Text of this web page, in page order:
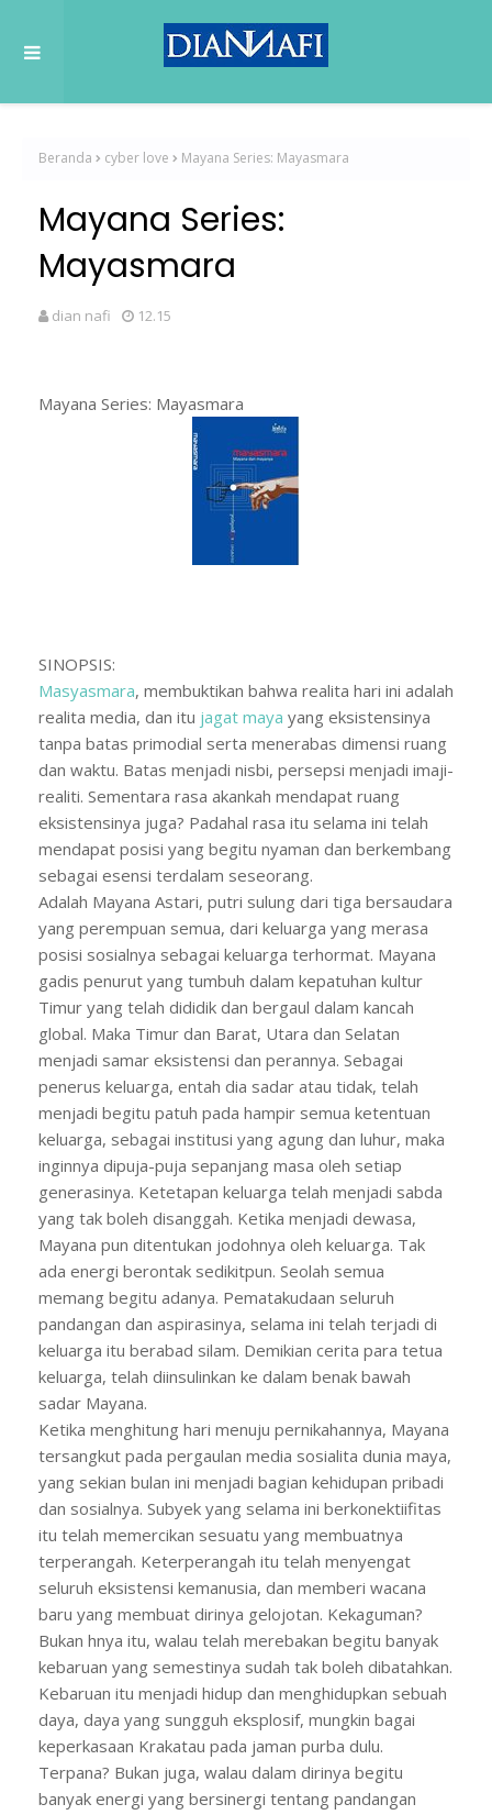
Beranda cyber love Mayana Series: Mayasmara
Mayana Series:
Mayasmara
dian nafi 12.15
Mayana Series: Mayasmara
SINOPSIS:
Masyasmara, membuktikan bahwa realita hari ini adalah
realita media, dan itu jagat maya yang eksistensinya
tanpa batas primodial serta menerabas dimensi ruang
dan waktu. Batas menjadi nisbi, persepsi menjadi imaji-
realiti. Sementara rasa akankah mendapat ruang
eksistensinya juga? Padahal rasa itu selama ini telah
mendapat posisi yang begitu nyaman dan berkembang
sebagai esensi terdalam seseorang.
Adalah Mayana Astari, putri sulung dari tiga bersaudara
yang perempuan semua, dari keluarga yang merasa
posisi sosialnya sebagai keluarga terhormat. Mayana
gadis penurut yang tumbuh dalam kepatuhan kultur
Timur yang telah dididik dan bergaul dalam kancah
global. Maka Timur dan Barat, Utara dan Selatan
menjadi samar eksistensi dan perannya. Sebagai
penerus keluarga, entah dia sadar atau tidak, telah
menjadi begitu patuh pada hampir semua ketentuan
keluarga, sebagai institusi yang agung dan luhur, maka
inginnya dipuja-puja sepanjang masa oleh setiap
generasinya. Ketetapan keluarga telah menjadi sabda
yang tak boleh disanggah. Ketika menjadi dewasa,
Mayana pun ditentukan jodohnya oleh keluarga. Tak
ada energi berontak sedikitpun. Seolah semua
memang begitu adanya. Pematakudaan seluruh
pandangan dan aspirasinya, selama ini telah terjadi di
keluarga itu berabad silam. Demikian cerita para tetua
keluarga, telah diinsulinkan ke dalam benak bawah
sadar Mayana.
Ketika menghitung hari menuju pernikahannya, Mayana
tersangkut pada pergaulan media sosialita dunia maya,
yang sekian bulan ini menjadi bagian kehidupan pribadi
dan sosialnya. Subyek yang selama ini berkonektiifitas
itu telah memercikan sesuatu yang membuatnya
terperangah. Keterperangah itu telah menyengat
seluruh eksistensi kemanusia, dan memberi wacana
baru yang membuat dirinya gelojotan. Kekaguman?
Bukan hnya itu, walau telah merebakan begitu banyak
kebaruan yang semestinya sudah tak boleh dibatahkan.
Kebaruan itu menjadi hidup dan menghidupkan sebuah
daya, daya yang sungguh eksplosif, mungkin bagai
keperkasaan Krakatau pada jaman purba dulu.
Terpana? Bukan juga, walau dalam dirinya begitu
banyak energi yang bersinergi tentang pandangan